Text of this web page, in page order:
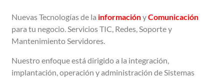
Nuevas Tecnologías de la informaciónyComunicación
para tu negocio.Servicios TIC, Redes, Soporte y
Mantenimiento Servidores.
Nuestro enfoque está dirigido a la integración,
implantación, operación y administración de Sistemas